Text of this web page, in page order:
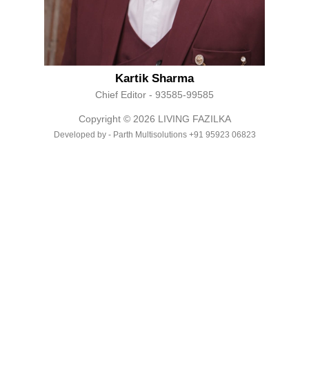
Kartik Sharma
Chief Editor - 93585-99585
Copyright © 2026 LIVING FAZILKA
Developed by - Parth Multisolutions +91 95923 06823